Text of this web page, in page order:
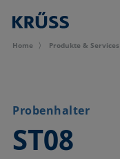
Home Produkte & Services
Probenhalter
ST08
–